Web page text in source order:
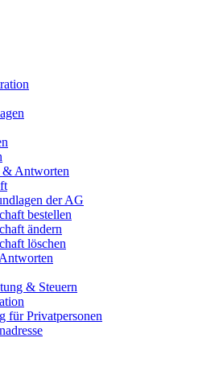
& Antworten
der AG
bestellen
ändern
löschen
& Steuern
für Privatpersonen